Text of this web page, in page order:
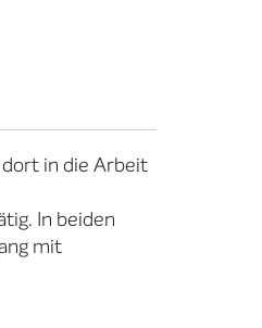
in die Arbeit
In beiden
mit